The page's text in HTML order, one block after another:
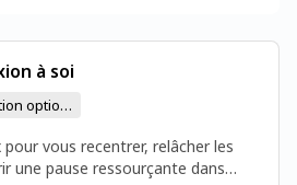
à soi
3 location options
vous recentrer, relâcher les
une pause ressourçante dans